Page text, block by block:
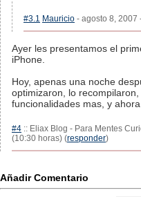
#3.1 Mauricio - agosto 8, 2007
Ayer les presentamos el
iPhone.
Hoy, apenas una noche
optimizaron, lo
funcionalidades mas, y
#4 :: Eliax Blog - Para Mentes
(10:30 horas) (responder)
Añadir Comentario